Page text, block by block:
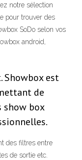
notre sélection
pour trouver des
SoDo selon vos
android,
Showbox est
de
show box
des filtres entre
de sortie etc.